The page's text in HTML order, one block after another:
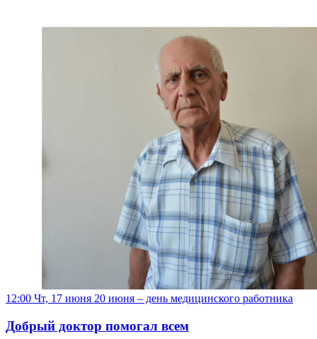
12:00 Чт, 17 июня 20 июня – день медицинского работника
Добрый доктор помогал всем